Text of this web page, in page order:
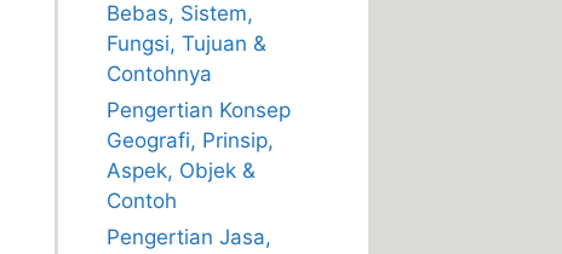
Bebas, Sistem,
Fungsi, Tujuan &
Contohnya
Pengertian Konsep
Geografi, Prinsip,
Aspek, Objek &
Contoh
Pengertian Jasa,